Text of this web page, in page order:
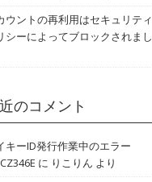
ウントの再利用はセキュリティ
シーによってブロックされまし
のコメント
キーID発行作業中のエラー
に りこりん より